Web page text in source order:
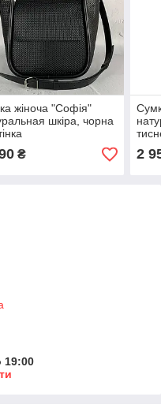
жіноча "Софія"
шкіра, чорна
₴ 2
19:00